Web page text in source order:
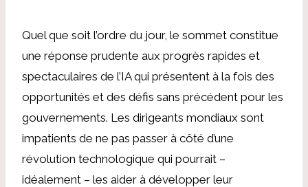
Quel que soit l’ordre du jour, le sommet constitue
une réponse prudente aux progrès rapides et
spectaculaires de l’IA qui présentent à la fois des
opportunités et des défis sans précédent pour les
gouvernements. Les dirigeants mondiaux sont
impatients de ne pas passer à côté d’une
révolution technologique qui pourrait –
idéalement – ​​les aider à développer leur